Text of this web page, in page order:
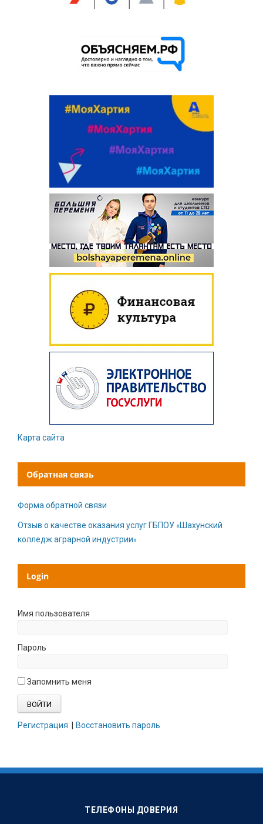
Карта сайта
Обратная связь
Форма обратной связи
Отзыв о качестве оказания услуг ГБПОУ «Шахунский
колледж аграрной индустрии»
Login
Имя пользователя
Пароль
Запомнить меня
Регистрация | Восстановить пароль
ТЕЛЕФОНЫ ДОВЕРИЯ